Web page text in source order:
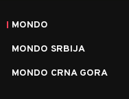
MONDO
MONDO SRBIJA
MONDO CRNA GORA